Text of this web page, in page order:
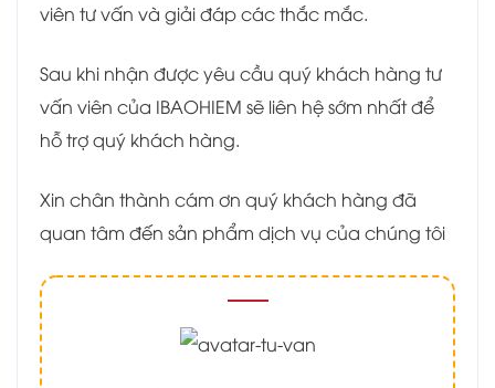
viên tư vấn và giải đáp các thắc mắc.
Sau khi nhận được yêu cầu quý khách hàng tư
vấn viên của IBAOHIEM sẽ liên hệ sớm nhất để
hỗ trợ quý khách hàng.
Xin chân thành cám ơn quý khách hàng đã
quan tâm đến sản phẩm dịch vụ của chúng tôi